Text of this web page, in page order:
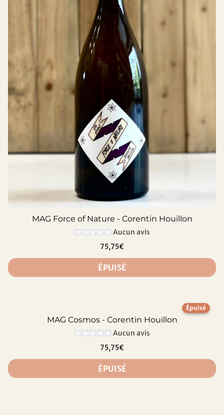
MAG Force of Nature - Corentin Houillon
Aucun avis
75,75€
ÉPUISÉ
Épuisé
MAG Cosmos - Corentin Houillon
Aucun avis
75,75€
ÉPUISÉ